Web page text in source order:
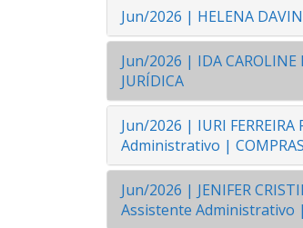
Jun/2026 | HELENA
Jun/2026 | IDA
JURÍDICA
Jun/2026 | IURI
Administrativo |
Jun/2026 | JENIFER
Assistente Administrativo |